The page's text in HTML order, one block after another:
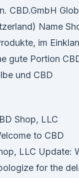
CBD.GmbH
Name
im
gute Portion
und CBD
Shop, LLC
to CBD
LLC Update:
for the